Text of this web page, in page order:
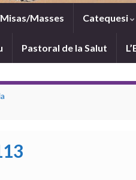
Masses Catequesi
Pastoral de la Salut